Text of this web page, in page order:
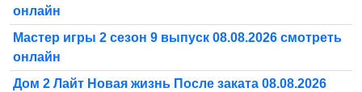
онлайн
Мастер игры 2 сезон 9 выпуск 08.08.2026 смотреть
онлайн
Дом 2 Лайт Новая жизнь После заката 08.08.2026